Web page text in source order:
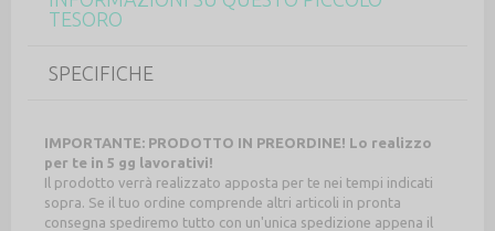
TESORO
SPECIFICHE
IMPORTANTE: PRODOTTO IN PREORDINE! Lo realizzo
per te in 5 gg lavorativi!
Il prodotto verrà realizzato apposta per te nei tempi indicati
sopra. Se il tuo ordine comprende altri articoli in pronta
consegna spediremo tutto con un'unica spedizione appena il